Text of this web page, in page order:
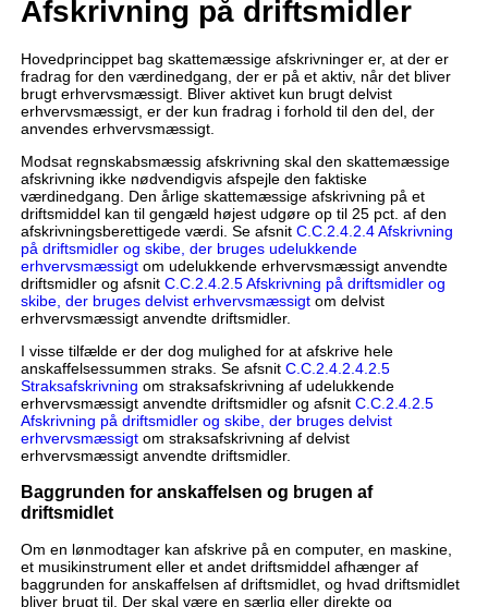
Afskrivning på driftsmidler
Hovedprincippet bag skattemæssige afskrivninger er, at der er
fradrag for den værdinedgang, der er på et aktiv, når det bliver
brugt erhvervsmæssigt. Bliver aktivet kun brugt delvist
erhvervsmæssigt, er der kun fradrag i forhold til den del, der
anvendes erhvervsmæssigt.
Modsat regnskabsmæssig afskrivning skal den skattemæssige
afskrivning ikke nødvendigvis afspejle den faktiske
værdinedgang. Den årlige skattemæssige afskrivning på et
driftsmiddel kan til gengæld højest udgøre op til 25 pct. af den
afskrivningsberettigede værdi. Se afsnit C.C.2.4.2.4 Afskrivning
på driftsmidler og skibe, der bruges udelukkende
erhvervsmæssigtom udelukkende erhvervsmæssigt anvendte
driftsmidler og afsnit C.C.2.4.2.5 Afskrivning på driftsmidler og
skibe, der bruges delvist erhvervsmæssigtom delvist
erhvervsmæssigt anvendte driftsmidler.
I visse tilfælde er der dog mulighed for at afskrive hele
anskaffelsessummen straks. Se afsnit C.C.2.4.2.4.2.5
Straksafskrivning om straksafskrivning af udelukkende
erhvervsmæssigt anvendte driftsmidler og afsnit C.C.2.4.2.5
Afskrivning på driftsmidler og skibe, der bruges delvist
erhvervsmæssigtom straksafskrivning af delvist
erhvervsmæssigt anvendte driftsmidler.
Baggrunden for anskaffelsen og brugen af
driftsmidlet
Om en lønmodtager kan afskrive på en computer, en maskine,
et musikinstrument eller et andet driftsmiddel afhænger af
baggrunden for anskaffelsen af driftsmidlet, og hvad driftsmidlet
bliver brugt til. Der skal være en særlig eller direkte og